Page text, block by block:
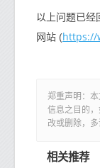
以上问题已经
网站 (https://
郑重声明：
信息之目的
改或删除，多
相关推荐